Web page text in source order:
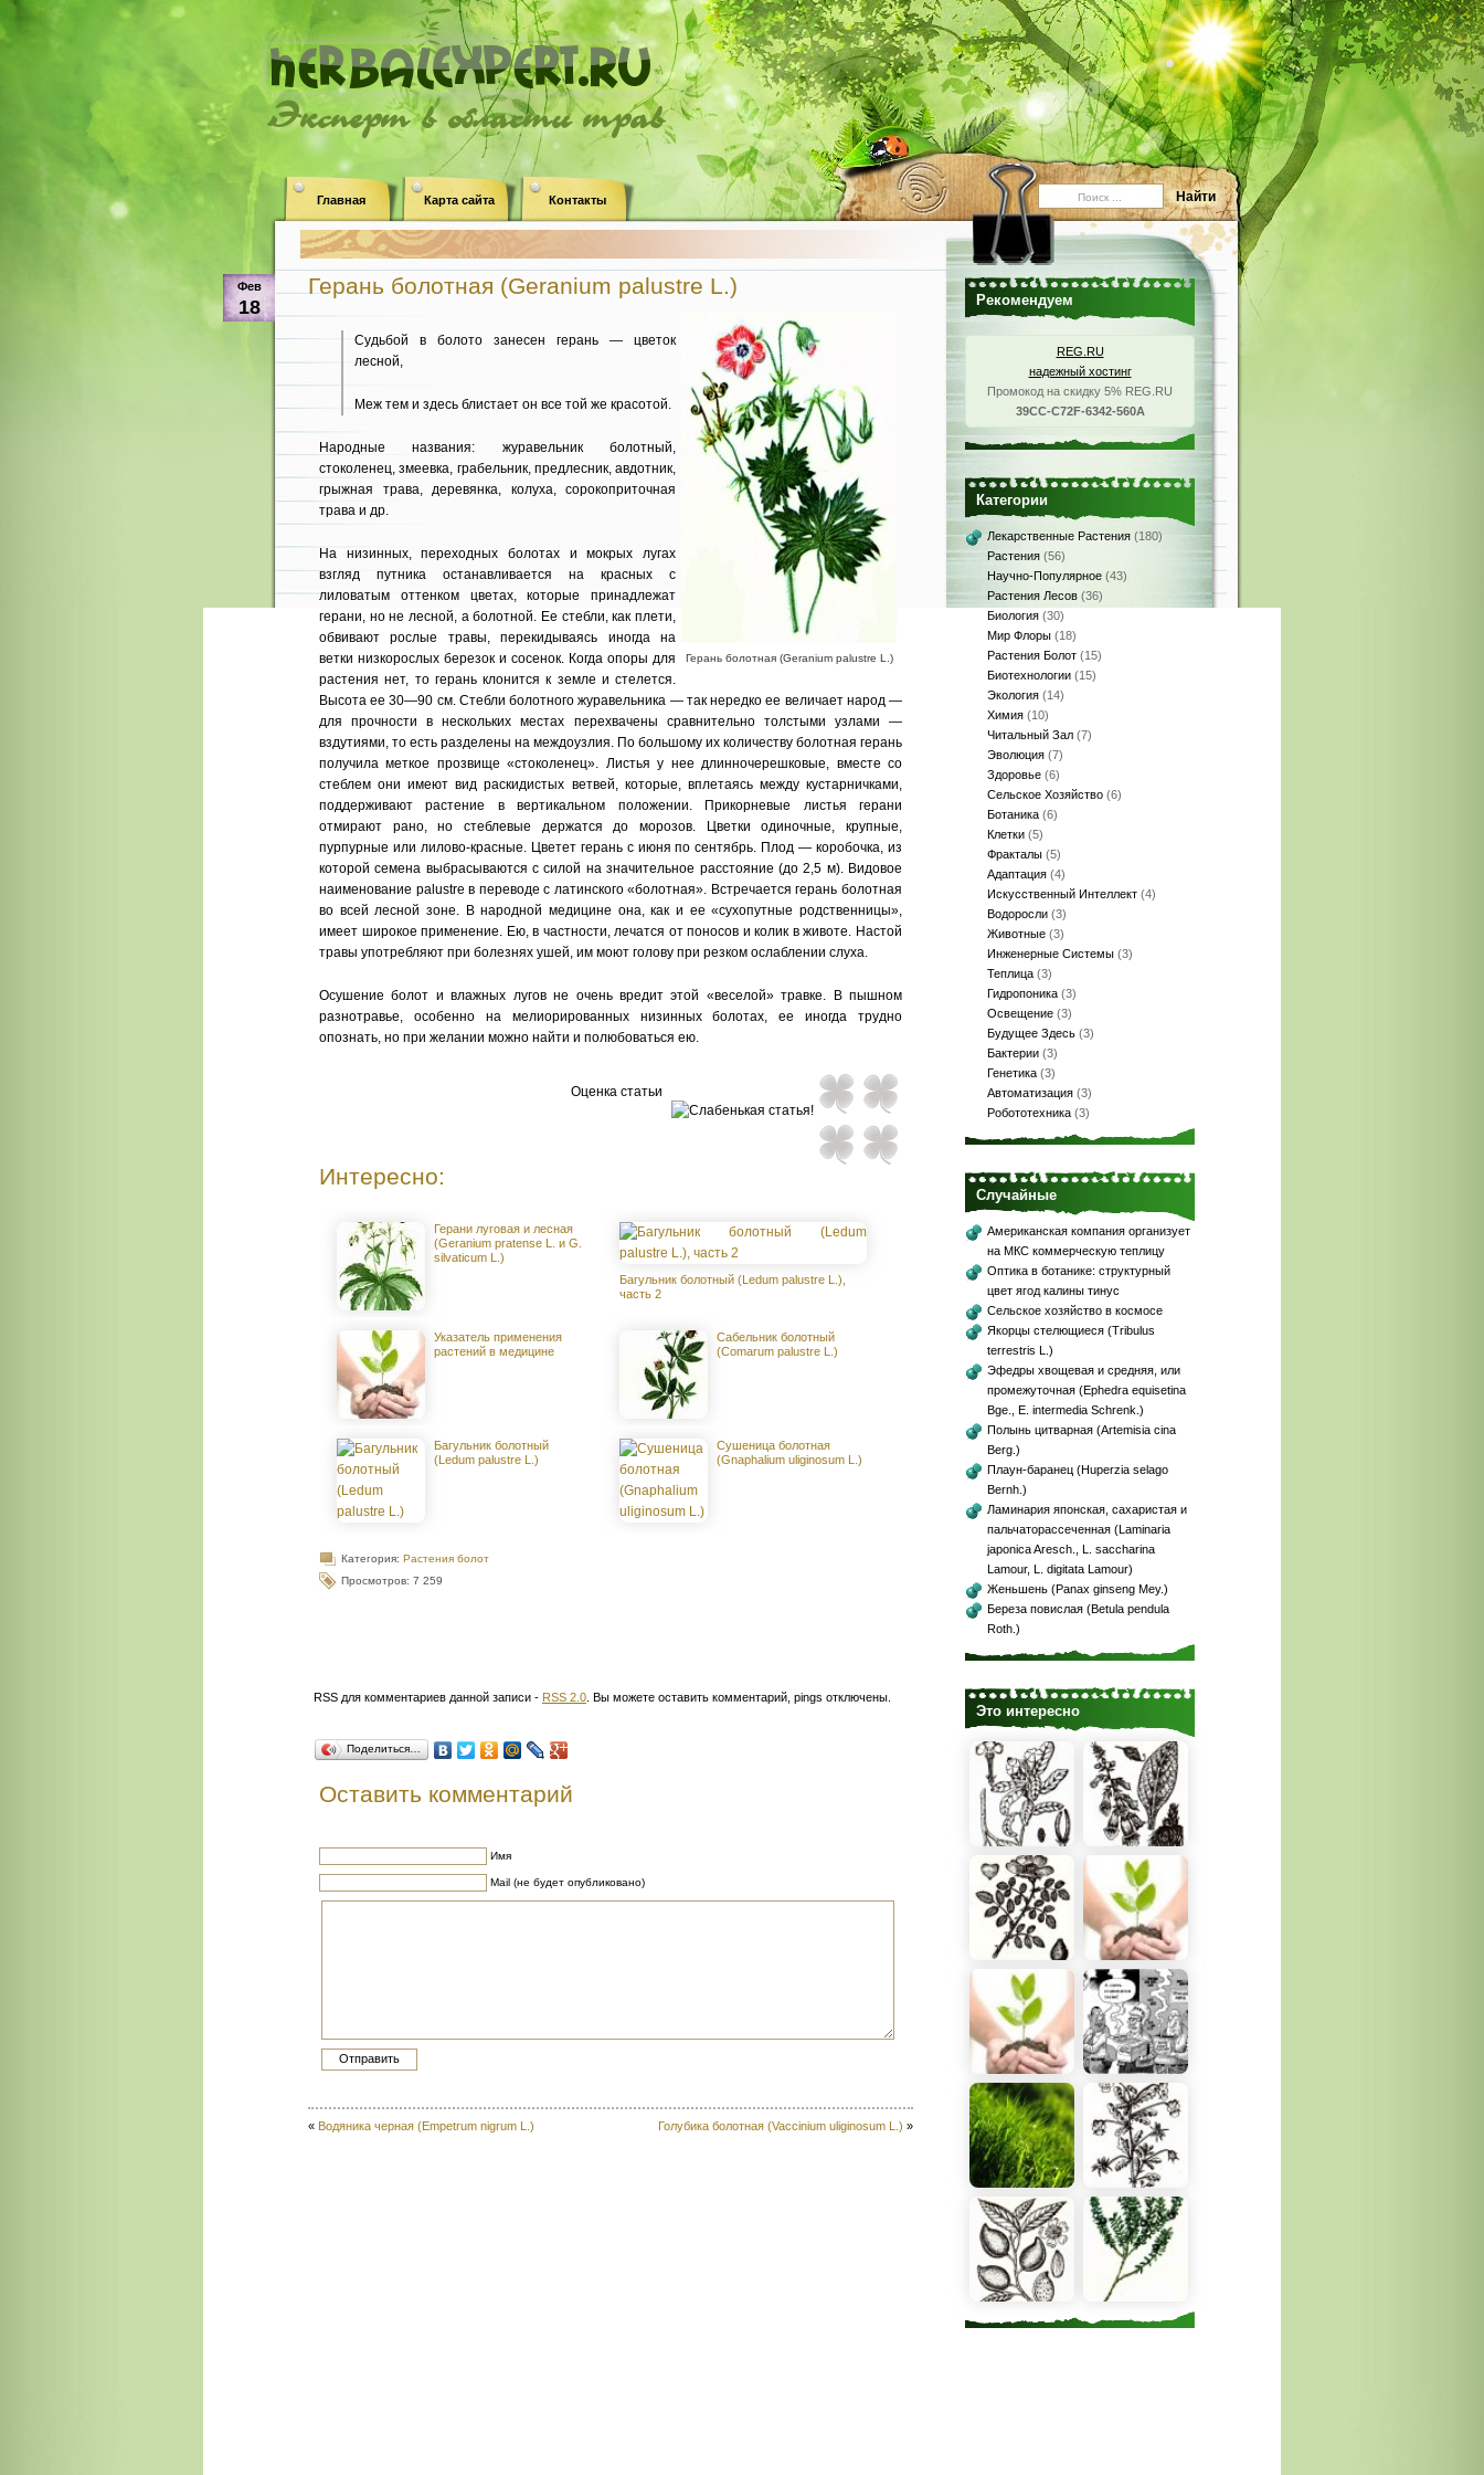
Эксперт в области трав
Главная Карта сайта Контакты
Фев
18
Герань болотная (Geranium palustre L.)
Герань болотная (Geranium palustre L.)
Судьбой в болото занесен герань — цветок
лесной,
Меж тем и здесь блистает он все той же красотой.
Народные названия: журавельник болотный,
стоколенец, змеевка, грабельник, предлесник, авдотник,
грыжная трава, деревянка, колуха, сорокоприточная
трава и др.
На низинных, переходных болотах и мокрых лугах
взгляд путника останавливается на красных с
лиловатым оттенком цветах, которые принадлежат
герани, но не лесной, а болотной. Ее стебли, как плети,
обвивают рослые травы, перекидываясь иногда на
ветки низкорослых березок и сосенок. Когда опоры для
растения нет, то герань клонится к земле и стелется.
Высота ее 30—90 см. Стебли болотного журавельника — так нередко ее величает народ —
для прочности в нескольких местах перехвачены сравнительно толстыми узлами —
вздутиями, то есть разделены на междоузлия. По большому их количеству болотная герань
получила меткое прозвище «стоколенец». Листья у нее длинночерешковые, вместе со
стеблем они имеют вид раскидистых ветвей, которые, вплетаясь между кустарничками,
поддерживают растение в вертикальном положении. Прикорневые листья герани
отмирают рано, но стеблевые держатся до морозов. Цветки одиночные, крупные,
пурпурные или лилово-красные. Цветет герань с июня по сентябрь. Плод — коробочка, из
которой семена выбрасываются с силой на значительное расстояние (до 2,5 м). Видовое
наименование palustre в переводе с латинского «болотная». Встречается герань болотная
во всей лесной зоне. В народной медицине она, как и ее «сухопутные родственницы»,
имеет широкое применение. Ею, в частности, лечатся от поносов и колик в животе. Настой
травы употребляют при болезнях ушей, им моют голову при резком ослаблении слуха.
Осушение болот и влажных лугов не очень вредит этой «веселой» травке. В пышном
разнотравье, особенно на мелиорированных низинных болотах, ее иногда трудно
опознать, но при желании можно найти и полюбоваться ею.
Оценка статьи
Интересно:
Герани луговая и лесная
(Geranium pratense L. и G.
silvaticum L.)
Багульник болотный (Ledum palustre L.),
часть 2
Указатель применения
растений в медицине
Сабельник болотный
(Comarum palustre L.)
Багульник болотный
(Ledum palustre L.)
Сушеница болотная
(Gnaphalium uliginosum L.)
Категория: Растения болот
Просмотров: 7 259
RSS для комментариев данной записи - RSS 2.0 . Вы можете оставить комментарий, pings отключены.
Поделиться…
Оставить комментарий
Имя
Mail (не будет опубликовано)
« Водяника черная (Empetrum nigrum L.) Голубика болотная (Vaccinium uliginosum L.) »
Рекомендуем
REG.RU
надежный хостинг
Промокод на скидку 5% REG.RU
39CC-C72F-6342-560A
Категории
Лекарственные Растения (180)
Растения (56)
Научно-Популярное (43)
Растения Лесов (36)
Биология (30)
Мир Флоры (18)
Растения Болот (15)
Биотехнологии (15)
Экология (14)
Химия (10)
Читальный Зал (7)
Эволюция (7)
Здоровье (6)
Сельское Хозяйство (6)
Ботаника (6)
Клетки (5)
Фракталы (5)
Адаптация (4)
Искусственный Интеллект (4)
Водоросли (3)
Животные (3)
Инженерные Системы (3)
Теплица (3)
Гидропоника (3)
Освещение (3)
Будущее Здесь (3)
Бактерии (3)
Генетика (3)
Автоматизация (3)
Робототехника (3)
Случайные
Американская компания организует
на МКС коммерческую теплицу
Оптика в ботанике: структурный
цвет ягод калины тинус
Сельское хозяйство в космосе
Якорцы стелющиеся (Tribulus
terrestris L.)
Эфедры хвощевая и средняя, или
промежуточная (Ephedra equisetina
Bge., Е. intermedia Schrenk.)
Полынь цитварная (Artemisia cina
Berg.)
Плаун-баранец (Huperzia selago
Bernh.)
Ламинария японская, сахаристая и
пальчаторассеченная (Laminaria
japonica Aresch., L. saccharina
Lamour, L. digitata Lamour)
Женьшень (Panax ginseng Меу.)
Береза повислая (Betula pendula
Roth.)
Это интересно